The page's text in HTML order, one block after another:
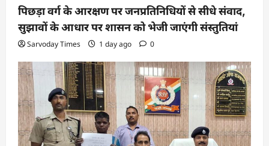
पिछड़ा वर्ग के आरक्षण पर जनप्रतिनिधियों से सीधे संवाद,
सुझावों के आधार पर शासन को भेजी जाएंगी संस्तुतियां
Sarvoday Times 1 day ago 0